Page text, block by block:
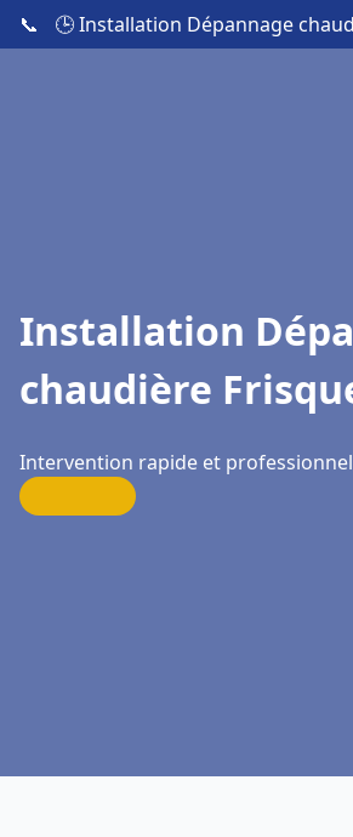
📞 🕒 Installation Dépannage
Installation
chaudière
Intervention rapide et